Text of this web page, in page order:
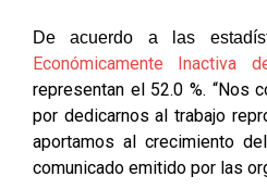
De acuerdo a las
Económicamente Inactiva
representan el 52.0 %. “Nos
por dedicarnos al trabajo
aportamos al crecimiento
comunicado emitido por las